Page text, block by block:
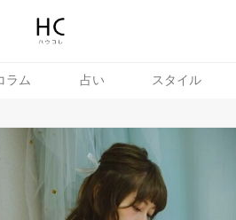
ラム 占い スタイル